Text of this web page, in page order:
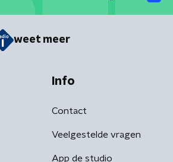
weet meer
Info
Contact
Veelgestelde vragen
App de studio